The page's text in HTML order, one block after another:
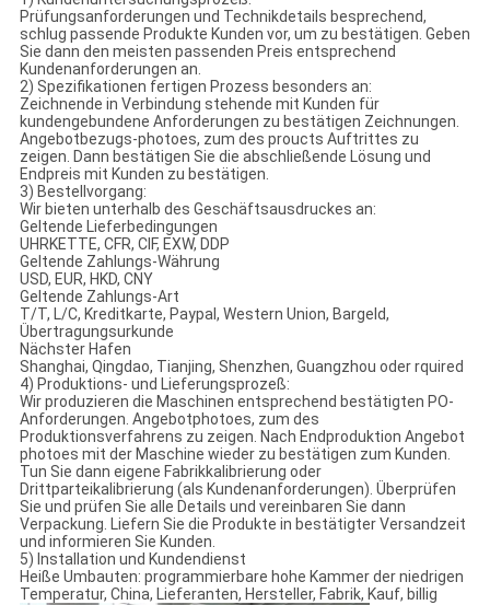
Prüfungsanforderungen und Technikdetails besprechend,
schlug passende Produkte Kunden vor, um zu bestätigen. Geben
Sie dann den meisten passenden Preis entsprechend
Kundenanforderungen an.
2) Spezifikationen fertigen Prozess besonders an:
Zeichnende in Verbindung stehende mit Kunden für
kundengebundene Anforderungen zu bestätigen Zeichnungen.
Angebotbezugs-photoes, zum des proucts Auftrittes zu
zeigen. Dann bestätigen Sie die abschließende Lösung und
Endpreis mit Kunden zu bestätigen.
3) Bestellvorgang:
Wir bieten unterhalb des Geschäftsausdruckes an:
Geltende Lieferbedingungen
UHRKETTE, CFR, CIF, EXW, DDP
Geltende Zahlungs-Währung
USD, EUR, HKD, CNY
Geltende Zahlungs-Art
T/T, L/C, Kreditkarte, Paypal, Western Union, Bargeld,
Übertragungsurkunde
Nächster Hafen
Shanghai, Qingdao, Tianjing, Shenzhen, Guangzhou oder rquired
4) Produktions- und Lieferungsprozeß:
Wir produzieren die Maschinen entsprechend bestätigten PO-
Anforderungen. Angebotphotoes, zum des
Produktionsverfahrens zu zeigen. Nach Endproduktion Angebot
photoes mit der Maschine wieder zu bestätigen zum Kunden.
Tun Sie dann eigene Fabrikkalibrierung oder
Drittparteikalibrierung (als Kundenanforderungen). Überprüfen
Sie und prüfen Sie alle Details und vereinbaren Sie dann
Verpackung. Liefern Sie die Produkte in bestätigter Versandzeit
und informieren Sie Kunden.
5) Installation und Kundendienst
Heiße Umbauten: programmierbare hohe Kammer der niedrigen
Temperatur, China, Lieferanten, Hersteller, Fabrik, Kauf, billig